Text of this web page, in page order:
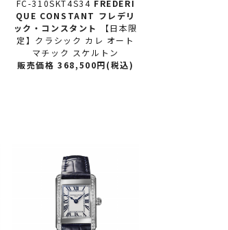
FC-310SKT4S34 FREDERI
QUE CONSTANT フレデリ
ック・コンスタント
【日本限
定】クラシック カレ オート
マチック スケルトン
販売価格 368,500円(税込)